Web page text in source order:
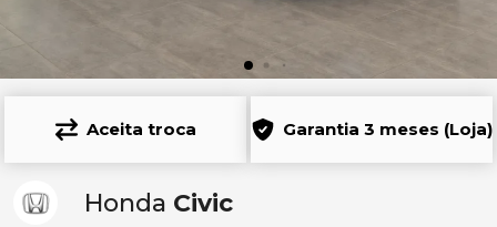
Aceita troca Garantia 3 meses (Loja)
Honda Civic